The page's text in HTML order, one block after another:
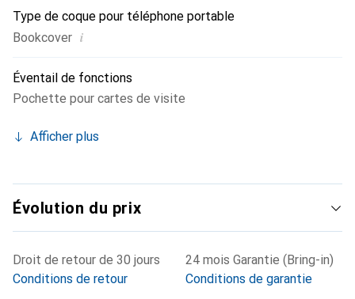
Type de coque pour téléphone portable
Bookcover i
Éventail de fonctions
Pochette pour cartes de visite
Afficher plus
Évolution du prix
Droit de retour de 30 jours
Conditions de retour
24 mois Garantie (Bring-in)
Conditions de garantie